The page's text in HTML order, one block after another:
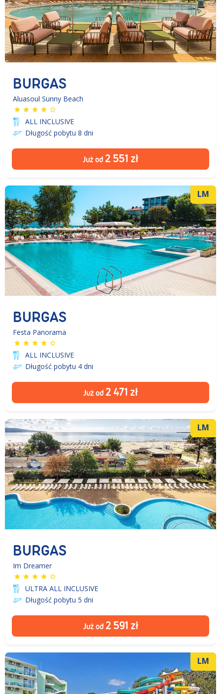
BURGAS
Aluasoul Sunny Beach
ALL INCLUSIVE
Długość pobytu 8 dni
Już od 2 551 zł
LM
BURGAS
Festa Panorama
ALL INCLUSIVE
Długość pobytu 4 dni
Już od 2 471 zł
LM
BURGAS
Im Dreamer
ULTRA ALL INCLUSIVE
Długość pobytu 5 dni
Już od 2 591 zł
LM